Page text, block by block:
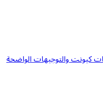
كيونت والتوجيهات الواضحة